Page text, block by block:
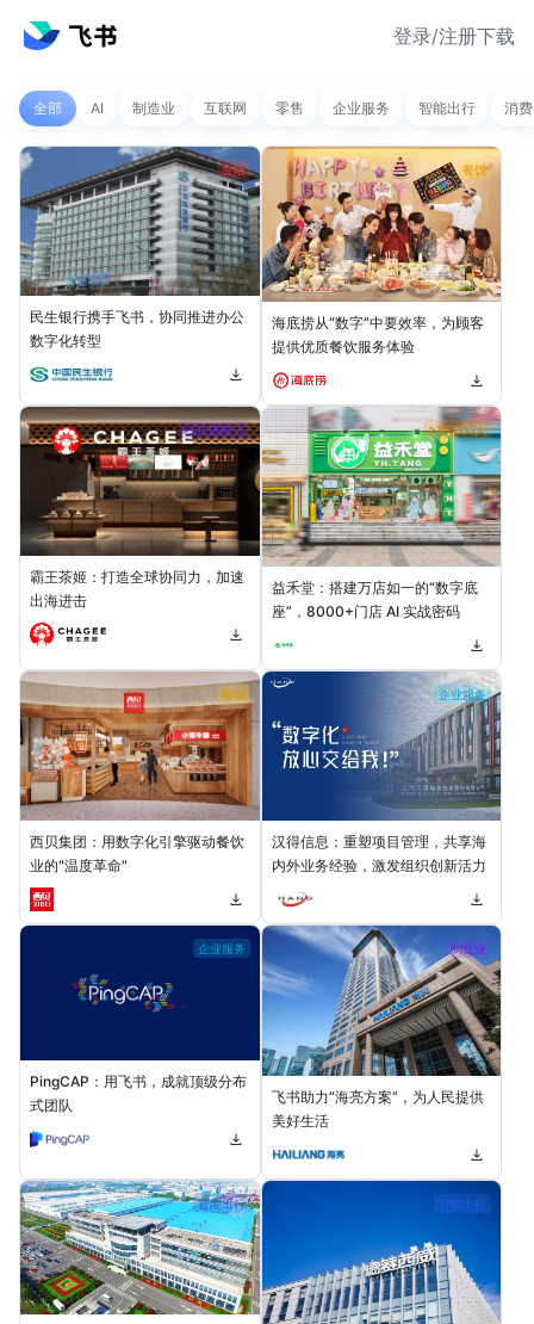
登录/注册下载
全部 AI 制造业 互联网 零售 企业服务 智能出行 消费
金融
民生银行携手飞书，协同推进办公
数字化转型
餐饮
海底捞从“数字”中要效率，为顾客
提供优质餐饮服务体验
>50,000 人
霸王茶姬：打造全球协同力，加速
出海进击
>10,000人
益禾堂：搭建万店如一的“数字底
座”，8000+门店 AI 实战密码
餐饮
西贝集团：用数字化引擎驱动餐饮
业的"温度革命"
企业服务
汉得信息：重塑项目管理，共享海
内外业务经验，激发组织创新活力
企业服务
PingCAP：用飞书，成就顶级分布
式团队
制造业
飞书助力“海亮方案”，为人民提供
美好生活
智能出行 智能出行